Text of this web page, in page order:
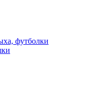
футболки